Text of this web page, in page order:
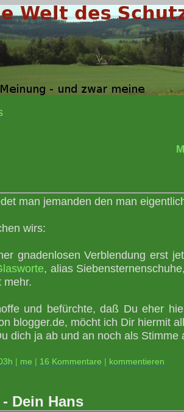
man jemanden den man
wirs:
gnadenlosen Verblendung erst
, alias
mehr.
und befürchte, daß Du eher
blogger.de, möcht ich Dir hiermit
dich ja ab und an noch als Stimme
me 16 Kommentare kommentieren
Dein Hans